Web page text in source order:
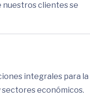
nuestros clientes se
integrales para la
sectores económicos.